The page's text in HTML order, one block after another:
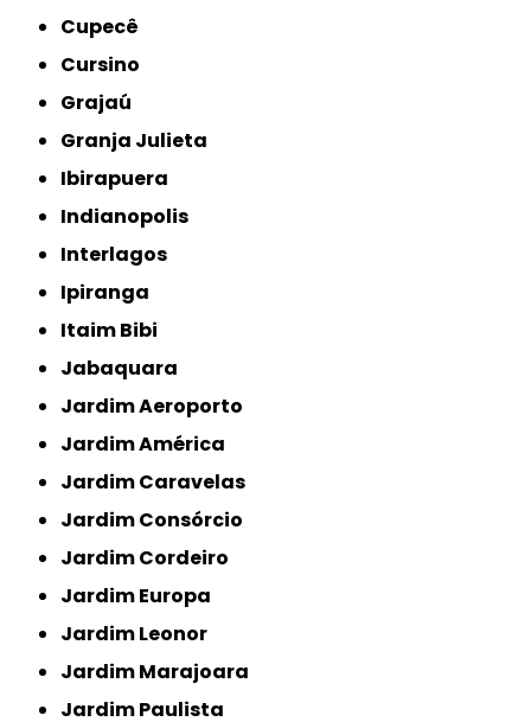
Cupecê
Cursino
Grajaú
Granja Julieta
Ibirapuera
Indianopolis
Interlagos
Ipiranga
Itaim Bibi
Jabaquara
Jardim Aeroporto
Jardim América
Jardim Caravelas
Jardim Consórcio
Jardim Cordeiro
Jardim Europa
Jardim Leonor
Jardim Marajoara
Jardim Paulista